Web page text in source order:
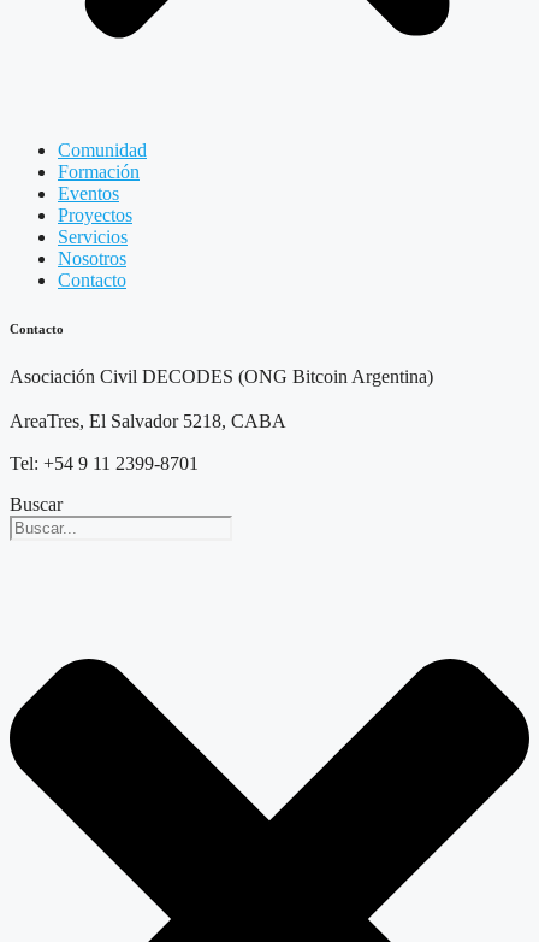
Comunidad
Formación
Eventos
Proyectos
Servicios
Nosotros
Contacto
Contacto
Asociación Civil DECODES (ONG Bitcoin Argentina)
AreaTres, El Salvador 5218, CABA
Tel: +54 9 11 2399-8701
Buscar